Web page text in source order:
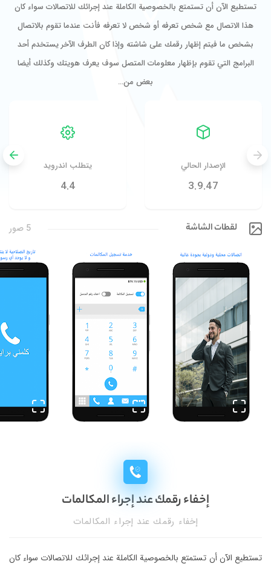
تستطيع الآن أن تستمتع بالخصوصية الكاملة عند إجرائك للاتصالات سواء كان
هذا الاتصال مع شخص تعرفه أو شخص لا تعرفه فأنت عندما تقوم بالاتصال
بشخص ما فيتم إظهار رقمك على شاشته وإذا كان الطرف الآخر يستخدم أحد
البرامج التي تقوم بإظهار معلومات المتصل سوف يعرف هويتك وكذلك أيضا
بعض من…
الإصدار الحالي
3.9.47
يتطلب اندرويد
4.4
لقطات الشاشة 5 صور
إخفاء رقمك عند إجراء المكالمات
إخفاء رقمك عند إجراء المكالمات
تستطيع الآن أن تستمتع بالخصوصية الكاملة عند إجرائك للاتصالات سواء كان